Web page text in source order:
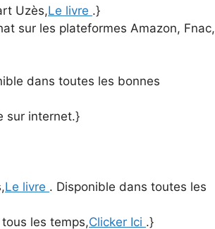
Uzès,Le livre .}
sur les plateformes Amazon, Fnac,
dans toutes les bonnes
sur internet.}
Le livre . Disponible dans toutes les
les temps,Clicker Ici .}